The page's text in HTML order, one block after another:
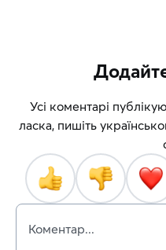
Усі коментарі
ласка, пишіть
Коментар...